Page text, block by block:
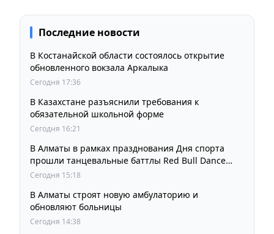
Последние новости
В Костанайской области состоялось открытие
обновленного вокзала Аркалыка
Сегодня 17:36
В Казахстане разъяснили требования к
обязательной школьной форме
Сегодня 16:21
В Алматы в рамках празднования Дня спорта
прошли танцевальные баттлы Red Bull Dance
Your Style
Сегодня 15:18
В Алматы строят новую амбулаторию и
обновляют больницы
Сегодня 14:38